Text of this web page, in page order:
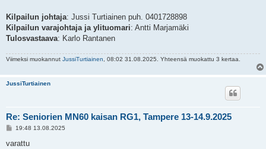
Kilpailun johtaja: Jussi Turtiainen puh. 0401728898
Kilpailun varajohtaja ja ylituomari: Antti Marjamäki
Tulosvastaava: Karlo Rantanen
Viimeksi muokannut JussiTurtiainen , 08:02 31.08.2025. Yhteensä muokattu 3 kertaa.
JussiTurtiainen
Re: Seniorien MN60 kaisan RG1, Tampere 13-14.9.2025
V
e
19:48 13.08.2025
varattu